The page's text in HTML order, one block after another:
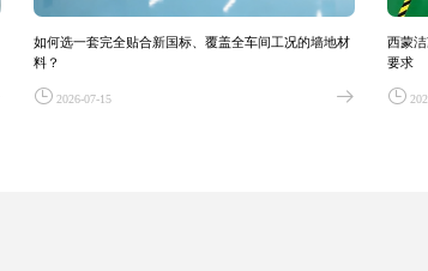
如何选一套完全贴合新国标、覆盖全车间工况的墙地材
料？
2026-07-15
西蒙
要求